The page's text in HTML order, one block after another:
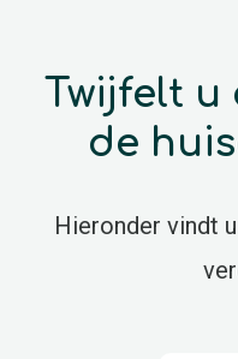
Twijfelt u
de
Hieronder vindt